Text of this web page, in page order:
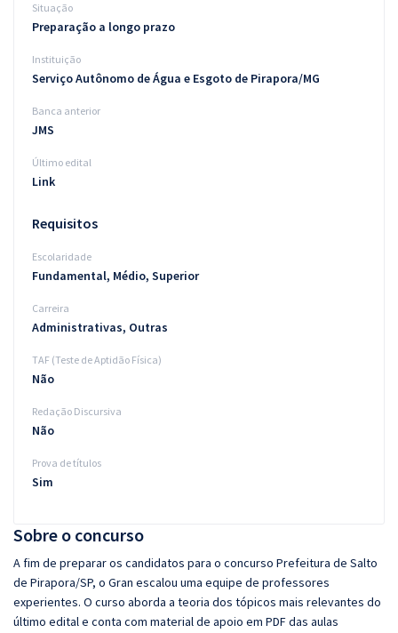
Conteúdo gratuito
Blog
Sobre o concurso
A fim de preparar os candidatos para o concurso Prefeitura de Salto
de Pirapora/SP, o Gran escalou uma equipe de professores
experientes. O curso aborda a teoria dos tópicos mais relevantes do
último edital e conta com material de apoio em PDF das aulas
Situação
Preparação a longo prazo
Instituição
Serviço Autônomo de Água e Esgoto de Pirapora/MG
Banca anterior
JMS
Último edital
Link
Requisitos
Escolaridade
Fundamental, Médio, Superior
Carreira
Administrativas, Outras
TAF (Teste de Aptidão Física)
Não
Redação Discursiva
Não
Prova de títulos
Sim